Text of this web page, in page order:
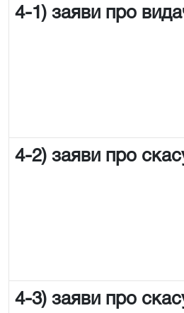
4-1) заяви про
4-2) заяви про
4-3) заяви про